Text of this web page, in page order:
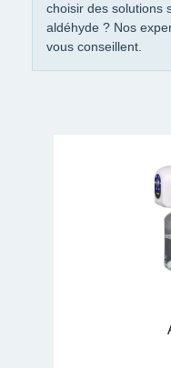
choisir des solutions
aldéhyde ? Nos
vous conseillent.